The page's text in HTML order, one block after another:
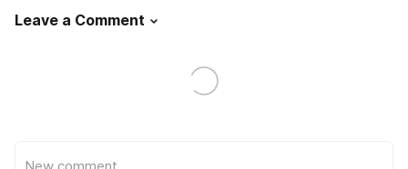
Leave a Comment